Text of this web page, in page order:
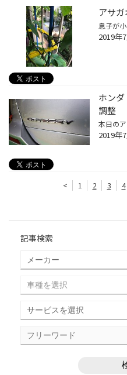
アサ
2019年
ホン
調整
2019年
< 1 2 3 4
記事検索